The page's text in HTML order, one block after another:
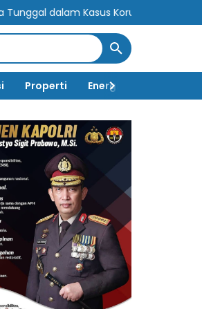
Korupsi Berpotensi Cederai Rasa
Properti Energi